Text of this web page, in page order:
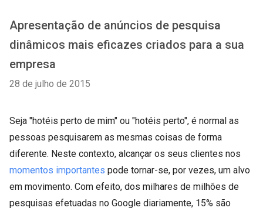
Apresentação de anúncios de pesquisa
dinâmicos mais eficazes criados para a sua
empresa
28 de julho de 2015
Seja "hotéis perto de mim" ou "hotéis perto", é normal as
pessoas pesquisarem as mesmas coisas de forma
diferente. Neste contexto, alcançar os seus clientes nos
momentos importantes pode tornar-se, por vezes, um alvo
em movimento. Com efeito, dos milhares de milhões de
pesquisas efetuadas no Google diariamente, 15% são